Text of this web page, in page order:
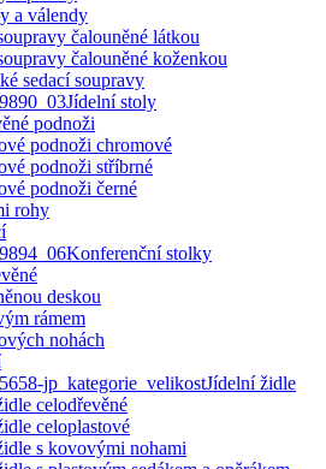
a válendy
čalouněné látkou
čalouněné koženkou
sedací soupravy
Jídelní stoly
podnoži
podnoži chromové
podnoži stříbrné
podnoži černé
rohy
Konferenční stolky
deskou
rámem
nohách
Jídelní židle
celodřevěné
celoplastové
s kovovými nohami